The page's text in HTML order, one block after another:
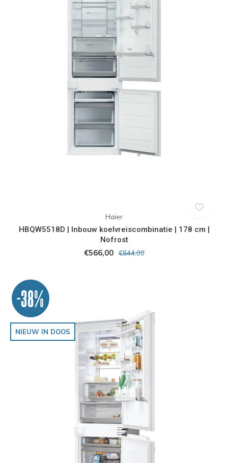
Haier
HBQW5518D | Inbouw koelvreiscombinatie | 178 cm |
Nofrost
€566,00 €844,00
-38%
NIEUW IN DOOS